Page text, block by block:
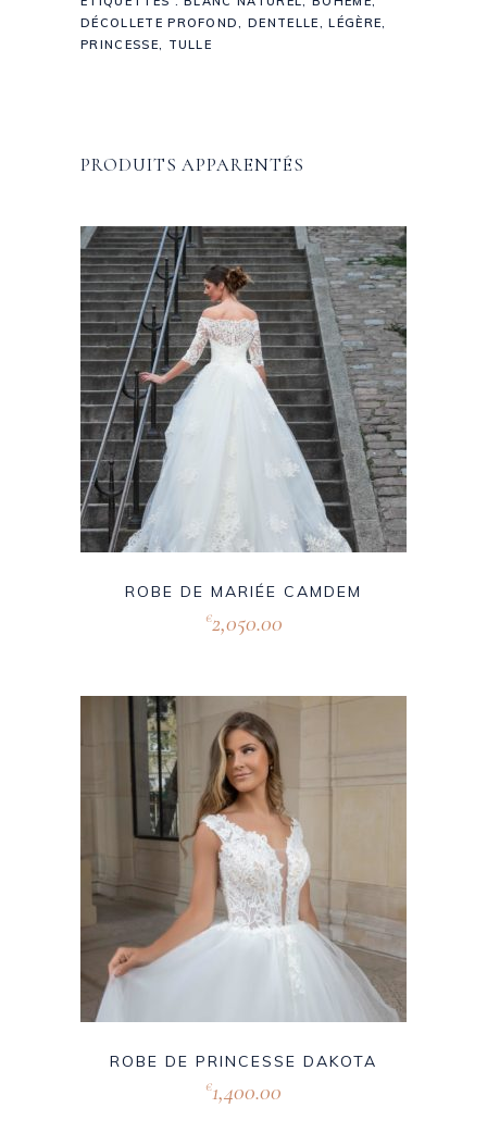
DÉCOLLETE PROFOND,DENTELLE,LÉGÈRE,
PRINCESSE, TULLE
PRODUITS APPARENTÉS
ROBE DE MARIÉE CAMDEM
€2,050.00
ROBE DE PRINCESSE DAKOTA
€1,400.00